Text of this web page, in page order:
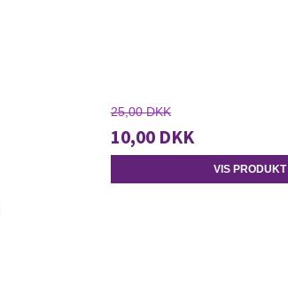
25,00 DKK
10,00 DKK
VIS PRODUKT